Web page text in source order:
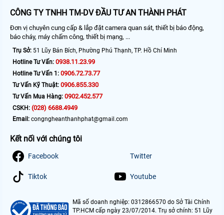
CÔNG TY TNHH TM-DV ĐẦU TƯ AN THÀNH PHÁT
Đơn vị chuyên cung cấp & lắp đặt camera quan sát, thiết bị báo động,
báo cháy, máy chấm công, thiết bị mạng, ...
Trụ Sở: 51 Lũy Bán Bích, Phường Phú Thạnh, TP. Hồ Chí Minh
Hotline Tư Vấn: 0938.11.23.99
Hotline Tư Vấn 1: 0906.72.73.77
Tư Vấn Kỹ Thuật: 0906.855.330
Tư Vấn Mua Hàng: 0902.452.577
CSKH: (028) 6688.4949
Email: congngheanthanhphat@gmail.com
Kết nối với chúng tôi
Facebook Twitter
Tiktok Youtube
Mã số doanh nghiệp: 0312866570 do Sở Tài Chính
TP.HCM cấp ngày 23/07/2014. Trụ sở chính: 51 Lũy